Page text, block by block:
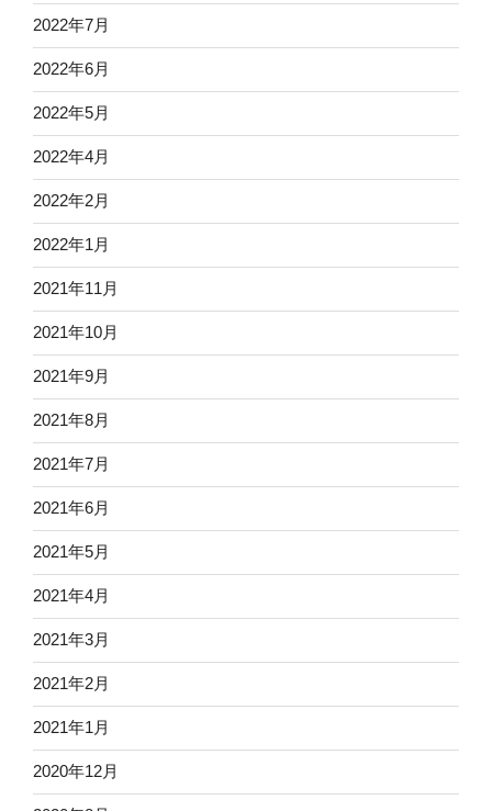
2022年7月
2022年6月
2022年5月
2022年4月
2022年2月
2022年1月
2021年11月
2021年10月
2021年9月
2021年8月
2021年7月
2021年6月
2021年5月
2021年4月
2021年3月
2021年2月
2021年1月
2020年12月